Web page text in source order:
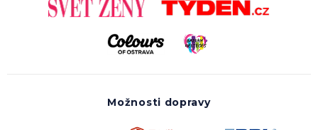
Možnosti dopravy